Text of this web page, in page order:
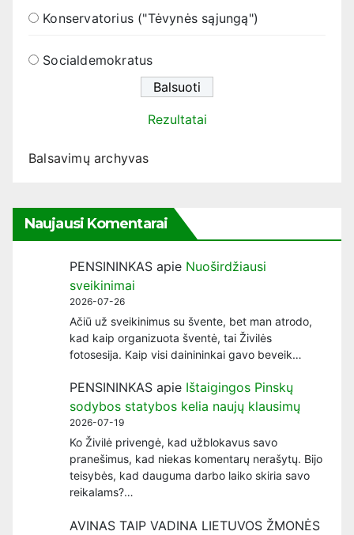
Konservatorius ("Tėvynės sąjungą")
Socialdemokratus
Rezultatai
Balsavimų archyvas
Naujausi Komentarai
PENSININKAS apie Nuoširdžiausi
sveikinimai
2026-07-26
Ačiū už sveikinimus su švente, bet man atrodo,
kad kaip organizuota šventė, tai Živilės
fotosesija. Kaip visi dainininkai gavo beveik…
PENSININKAS apie Ištaigingos Pinskų
sodybos statybos kelia naujų klausimų
2026-07-19
Ko Živilė privengė, kad užblokavus savo
pranešimus, kad niekas komentarų nerašytų. Bijo
teisybės, kad dauguma darbo laiko skiria savo
reikalams?…
AVINAS TAIP VADINA LIETUVOS ŽMONĖS